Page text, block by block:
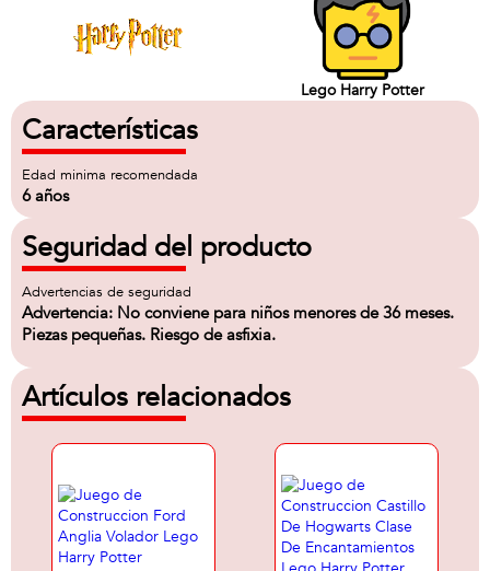
Lego Harry Potter
Características
Edad minima recomendada
6 años
Seguridad del producto
Advertencias de seguridad
Advertencia: No conviene para niños menores de 36 meses.
Piezas pequeñas. Riesgo de asfixia.
Artículos relacionados